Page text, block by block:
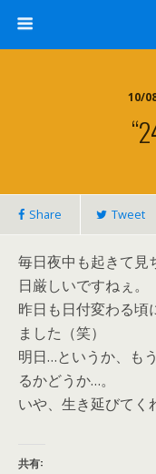
10/
Share Tweet
毎日夜中も起きて見
日厳しいですねぇ。
昨日も日付変わる頃
ました（笑）
明日…というか、も
るかどうか…。
いや、生き延びて
共有: